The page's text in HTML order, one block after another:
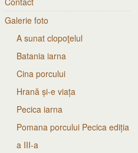
Galerie foto
A sunat clopoţelul
Batania iarna
Cina porcului
Hrană și-e viața
Pecica iarna
Pomana porcului Pecica ediția
a III-a